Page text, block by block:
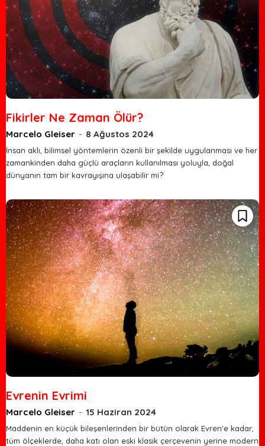
Fikirler Ne Zaman Ölür?
Marcelo Gleiser - 8 Ağustos 2024
İnsan aklı, bilimsel yöntemlerin özenli bir şekilde uygulanması ve her
zamankinden daha güçlü araçların kullanılması yoluyla, doğal
dünyanın tam bir kavrayışına ulaşabilir mi?
Evrenin Evrimi
Marcelo Gleiser - 15 Haziran 2024
Maddenin en küçük bileşenlerinden bir bütün olarak Evren'e kadar,
tüm ölçeklerde, daha katı olan eski klasik çerçevenin yerine modern